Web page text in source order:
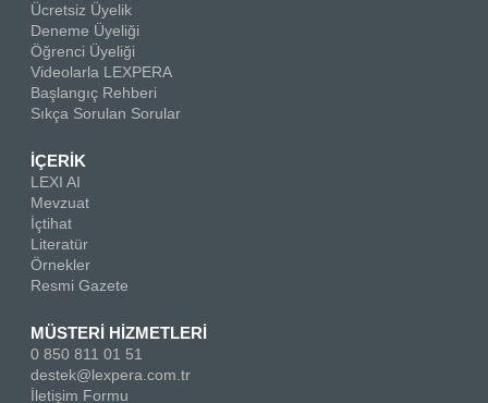
Ücretsiz Üyelik
Deneme Üyeliği
Öğrenci Üyeliği
Videolarla LEXPERA
Başlangıç Rehberi
Sıkça Sorulan Sorular
İÇERİK
LEXI AI
Mevzuat
İçtihat
Literatür
Örnekler
Resmi Gazete
MÜSTERİ HİZMETLERİ
0 850 811 01 51
destek@lexpera.com.tr
İletişim Formu